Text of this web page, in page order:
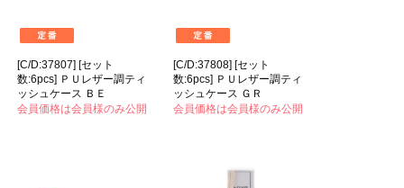
[C/D:37807] [セット
数:6pcs] ＰＵレザー調ティ
ッシュケース ＢＥ
会員価格は会員様のみ公開
[C/D:37808] [セット
数:6pcs] ＰＵレザー調ティ
ッシュケース ＧＲ
会員価格は会員様のみ公開